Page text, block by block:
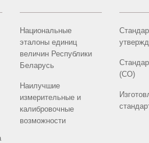
Национальные
эталоны единиц
величин Республики
Беларусь
Наилучшие
измерительные и
калибровочные
возможности
(СО)